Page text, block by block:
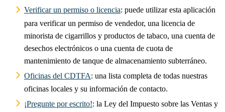
Verificar un permiso o licencia: puede utilizar esta aplicación
para verificar un permiso de vendedor, una licencia de
minorista de cigarrillos y productos de tabaco, una cuenta de
desechos electrónicos o una cuenta de cuota de
mantenimiento de tanque de almacenamiento subterráneo.
Oficinas del CDTFA: una lista completa de todas nuestras
oficinas locales y su información de contacto.
¡Pregunte por escrito!: la Ley del Impuesto sobre las Ventas y